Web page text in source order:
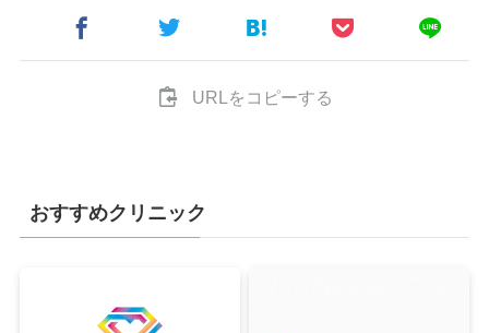
URLをコピーする
おすすめクリニック